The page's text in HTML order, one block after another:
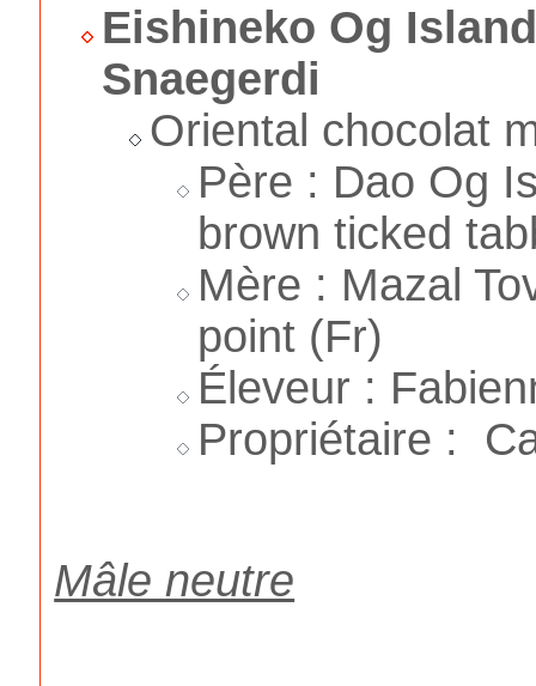
Eishineko Og
Snaegerdi
Oriental chocolat
Père : Dao Og
brown ticked
Mère : Mazal
point (Fr)
Éleveur :
Propriétaire :
Mâle neutre